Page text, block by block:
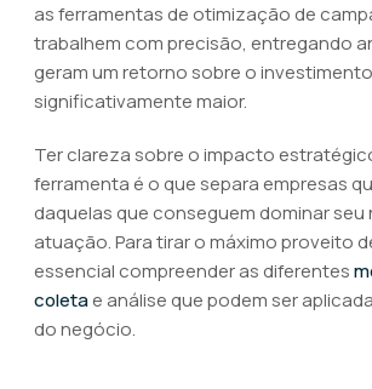
as ferramentas de otimização de
trabalhem com precisão, entregando
geram um retorno sobre o investimento
significativamente maior.
Ter clareza sobre o impacto
ferramenta é o que separa empresas
daquelas que conseguem dominar seu
atuação. Para tirar o máximo proveito
essencial compreender as diferentes
coletae análise que podem ser
do negócio.